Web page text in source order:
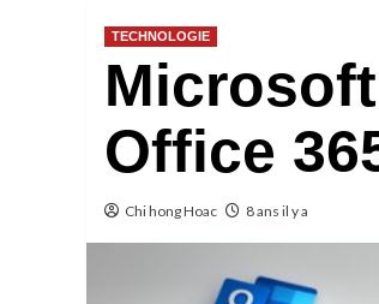
TECHNOLOGIE
Office
Chi hong Hoac 8 ans il y a